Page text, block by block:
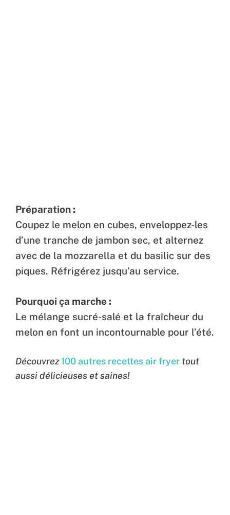
Préparation :
Coupez le melon en cubes, enveloppez-les
d’une tranche de jambon sec, et alternez
avec de la mozzarella et du basilic sur des
piques. Réfrigérez jusqu’au service.
Pourquoi ça marche :
Le mélange sucré-salé et la fraîcheur du
melon en font un incontournable pour l’été.
Découvrez100 autres recettes air fryer tout
aussi délicieuses et saines!